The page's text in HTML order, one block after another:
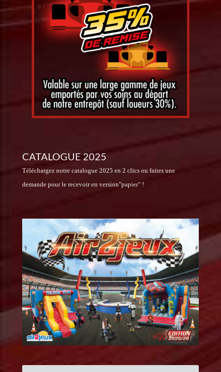
CATALOGUE 2025
Téléchargez notre catalogue 2025 en 2 clics ou faites une
demande pour le recevoir en version"papier" !